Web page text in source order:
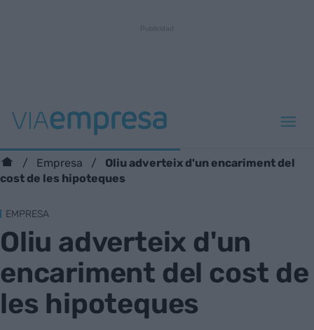
Empresa
Oliu adverteix d'un encariment del
cost de les hipoteques
EMPRESA
Oliu adverteix d'un
encariment del cost de
les hipoteques